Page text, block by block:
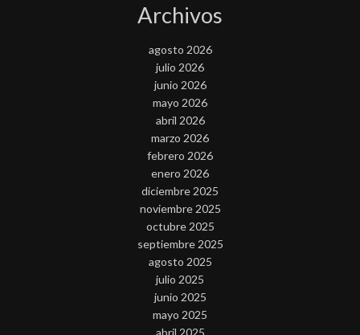
Archivos
agosto 2026
julio 2026
junio 2026
mayo 2026
abril 2026
marzo 2026
febrero 2026
enero 2026
diciembre 2025
noviembre 2025
octubre 2025
septiembre 2025
agosto 2025
julio 2025
junio 2025
mayo 2025
abril 2025